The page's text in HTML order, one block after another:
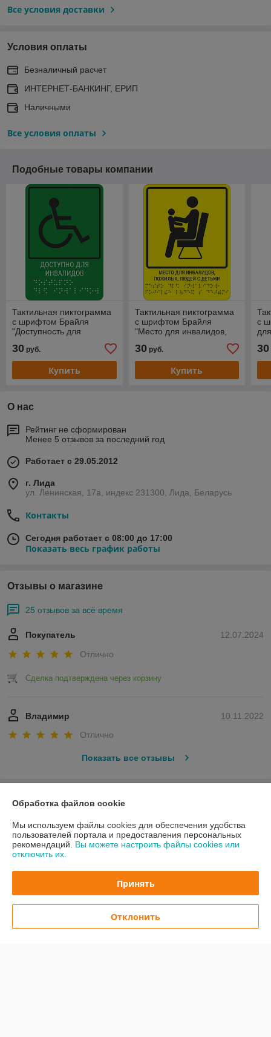
Все условия доставки
Условия оплаты
Безналичный расчет
ИНТЕРНЕТ-БАНКИНГ, ЕРИП
Наличными
Все условия оплаты
Подобные товары компании
Тактильная пиктограмма
с шрифтом Брайля
"Доступность для
категорий"
30 руб.
Купить
Тактильная пиктограмма
с шрифтом Брайля
"Место для инвалидов,
детьми"
30руб.
Купить
с
30
О нас
Рейтинг не сформирован
Менее 5 отзывов за последний год
Работает с 29.05.2012
г. Лида
ул. Ленинская, 17а, индекс 231300, Лида, Беларусь
Контакты
Сегодня работает с 08:00 до 17:00
Показать весь график работы
Отзывы о магазине
25 отзывов за всё время
12.07.2024
Покупатель
Отлично
Сделка подтверждена через корзину
10.11.2022
Владимир
Отлично
Показать все отзывы
О нас
Контакты
Доставка и оплата
Обработка файлов cookie
Мы используем файлы cookies для обеспечения удобства
пользователей портала и предоставления персональных
рекомендаций. Вы можете настроить файлы cookies или
отключить их.
Принять
Отклонить